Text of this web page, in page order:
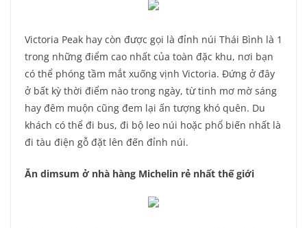
Victoria Peak hay còn được gọi là đỉnh núi Thái Bình là 1
trong những điểm cao nhất của toàn đặc khu, nơi bạn
có thể phóng tầm mắt xuống vịnh Victoria. Đứng ở đây
ở bất kỳ thời điểm nào trong ngày, từ tinh mơ mờ sáng
hay đêm muộn cũng đem lại ấn tượng khó quên. Du
khách có thể đi bus, đi bộ leo núi hoặc phổ biến nhất là
đi tàu điện gỗ đặt lên đến đỉnh núi.
Ăn dimsum ở nhà hàng Michelin rẻ nhất thế giới